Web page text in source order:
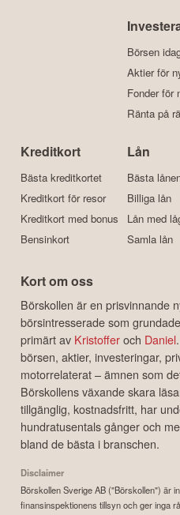
Börsen
Aktier för
Fonder för
Ränta på
Kreditkort
Bästa kreditkortet
Kreditkort för resor
Kreditkort med bonus
Bensinkort
Lån
Bästa
Billiga lån
Lån med
Samla lån
Kort om oss
Börskollen är en prisvinnande
börsintresserade som
primärt av Kristofferoch Daniel
börsen, aktier, investeringar,
motorrelaterat – ämnen som
Börskollens växande skara
tillgänglig, kostnadsfritt, har
hundratusentals gånger och
bland de bästa i branschen.
Disclaimer
Börskollen Sverige AB ("Börskollen") är
finansinspektionens tillsyn och ger inga